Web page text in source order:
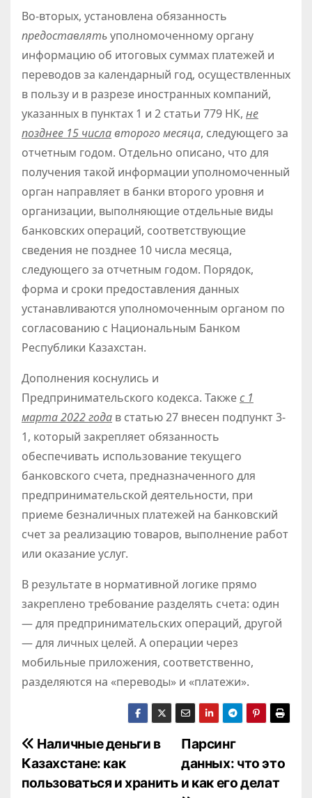
Во-вторых, установлена обязанность
предоставлятьуполномоченному органу
информацию об итоговых суммах платежей и
переводов за календарный год, осуществленных
в пользу и в разрезе иностранных компаний,
указанных в пунктах 1 и 2 статьи 779 НК, не
позднее 15 числавторого месяца, следующего за
отчетным годом. Отдельно описано, что для
получения такой информации уполномоченный
орган направляет в банки второго уровня и
организации, выполняющие отдельные виды
банковских операций, соответствующие
сведения не позднее 10 числа месяца,
следующего за отчетным годом. Порядок,
форма и сроки предоставления данных
устанавливаются уполномоченным органом по
согласованию с Национальным Банком
Республики Казахстан.
Дополнения коснулись и
Предпринимательского кодекса. Такжес 1
марта 2022 года в статью 27 внесен подпункт 3-
1, который закрепляет обязанность
обеспечивать использование текущего
банковского счета, предназначенного для
предпринимательской деятельности, при
приеме безналичных платежей на банковский
счет за реализацию товаров, выполнение работ
или оказание услуг.
В результате в нормативной логике прямо
закреплено требование разделять счета: один
— для предпринимательских операций, другой
— для личных целей. А операции через
мобильные приложения, соответственно,
разделяются на «переводы» и «платежи».
Н
а
Парсинг
данных: что это
и как его делат
Наличные деньги в
Казахстане: как
пользоваться и хранить